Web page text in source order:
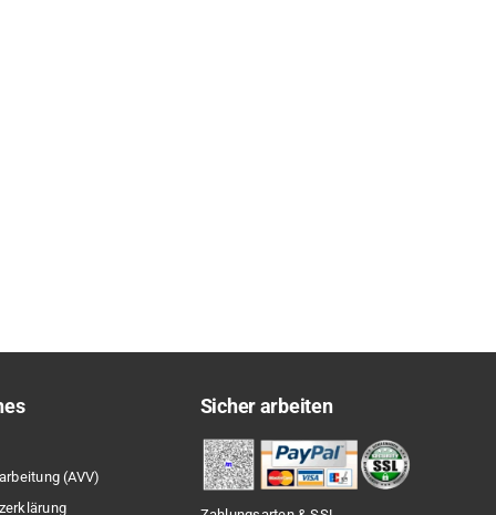
(AVV)
Sicher arbeiten